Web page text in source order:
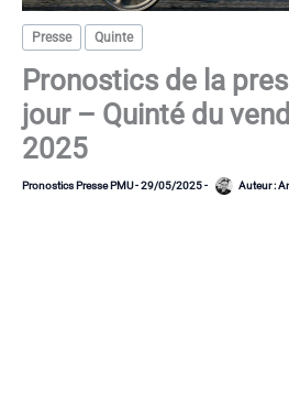
Presse Quinte
Pronostics de la
jour – Quinté du
2025
Pronostics Presse PMU-29/05/2025- Auteur :